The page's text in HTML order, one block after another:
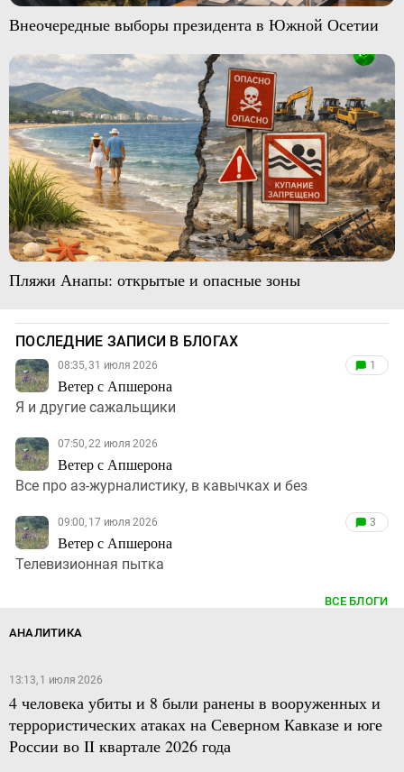
Внеочередные выборы президента в Южной Осетии
Пляжи Анапы: открытые и опасные зоны
ПОСЛЕДНИЕ ЗАПИСИ В БЛОГАХ
08:35, 31 июля 2026
Ветер с Апшерона
1
Я и другие сажальщики
07:50, 22 июля 2026
Ветер с Апшерона
Все про аз-журналистику, в кавычках и без
09:00, 17 июля 2026
Ветер с Апшерона
3
Телевизионная пытка
ВСЕ БЛОГИ
АНАЛИТИКА
13:13, 1 июля 2026
4 человека убиты и 8 были ранены в вооруженных и
террористических атаках на Северном Кавказе и юге
России во II квартале 2026 года